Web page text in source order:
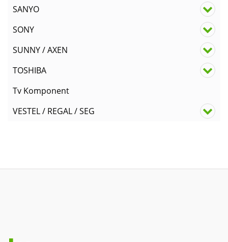
SANYO
SONY
SUNNY / AXEN
TOSHIBA
Tv Komponent
VESTEL / REGAL / SEG